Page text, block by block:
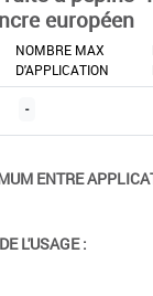
européen
NOMBRE MAX
D'APPLICATION
-
ENTRE
L'USAGE :